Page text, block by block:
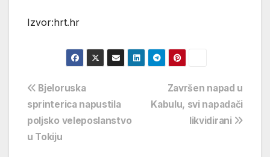
Izvor:hrt.hr
Navigacija
objava
Završen napad u
Kabulu, svi napadači
likvidirani
Bjeloruska
sprinterica napustila
poljsko veleposlanstvo
u Tokiju